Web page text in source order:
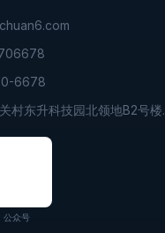
6678
村东升科技园北领地B2号楼.
公众号